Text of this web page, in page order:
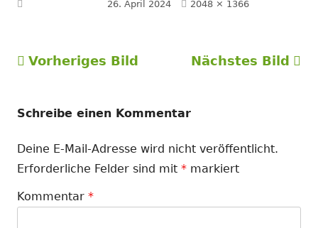
26. April 2024 Volle
2048 × 1366
Vorheriges Bild Nächstes Bild
Schreibe einen Kommentar
Deine E-Mail-Adresse wird nicht veröffentlicht.
Erforderliche Felder sind mit * markiert
Kommentar *